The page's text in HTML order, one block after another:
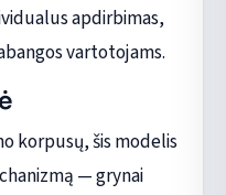
apdirbimas,
vartotojams.
korpusų, šis modelis
— grynai